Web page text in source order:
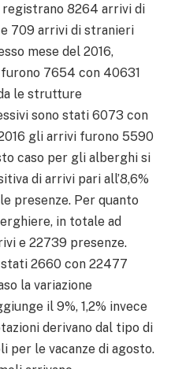
registrano 8264 arrivi di
709 arrivi di stranieri
mese del 2016,
7654 con 40631
le strutture
sono stati 6073 con
gli arrivi furono 5590
caso per gli alberghi si
di arrivi pari all’8,6%
presenze. Per quanto
in totale ad
e 22739 presenze.
2660 con 22477
la variazione
il 9%, 1,2% invece
derivano dal tipo di
per le vacanze di agosto.